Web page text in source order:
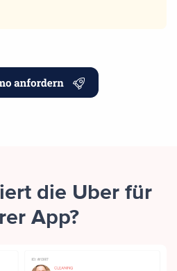
die Uber für
App?